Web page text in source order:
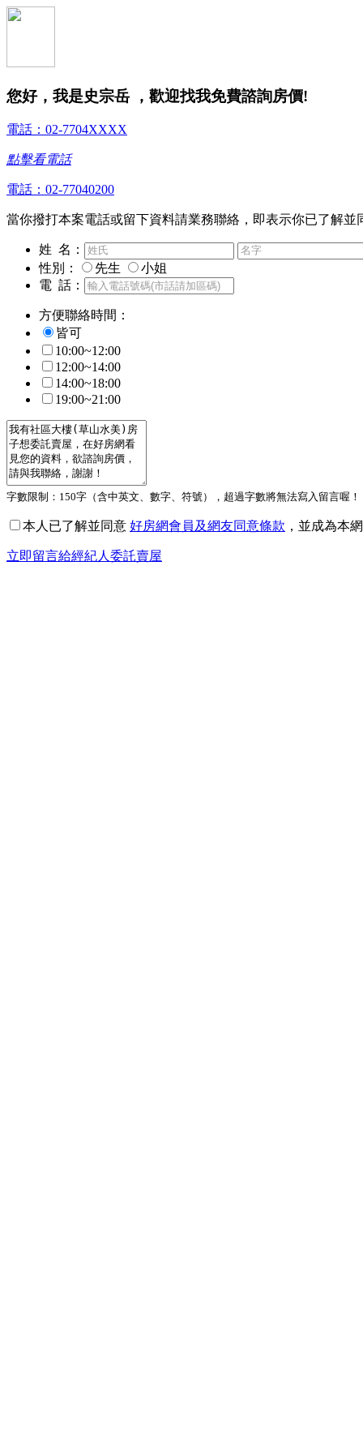
您好，我是史宗岳 ，歡迎找我免費諮詢房價!
電話：02-7704XXXX
點擊看電話
電話：02-77040200
當你撥打本案電話或留下資料請業務聯絡，即表示你已了解並
姓 名：
性別：
先生
小姐
電 話：
方便聯絡時間：
皆可
10:00~12:00
12:00~14:00
14:00~18:00
19:00~21:00
字數限制：150字（含中英文、數字、符號），超過字數將無法寫入留言喔！
本人已了解並同意 好房網會員及網友同意條款 ，並成為本
立即留言給經紀人委託賣屋